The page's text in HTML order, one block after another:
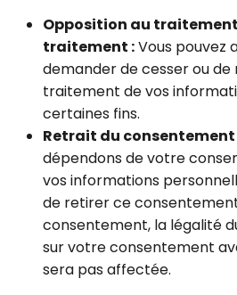
Opposition au
traitement :Vous pouvez
demander de cesser ou
traitement de vos
certaines fins.
Retrait du consentement
dépendons de votre
vos informations
de retirer ce
consentement, la légalité
sur votre consentement
sera pas affectée.